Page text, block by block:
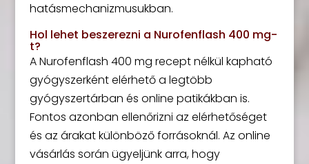
hatásmechanizmusukban.
Hol lehet beszerezni a Nurofenflash 400 mg-
t?
A Nurofenflash 400 mg recept nélkül kapható
gyógyszerként elérhető a legtöbb
gyógyszertárban és online patikákban is.
Fontos azonban ellenőrizni az elérhetőséget
és az árakat különböző forrásoknál. Az online
vásárlás során ügyeljünk arra, hogy